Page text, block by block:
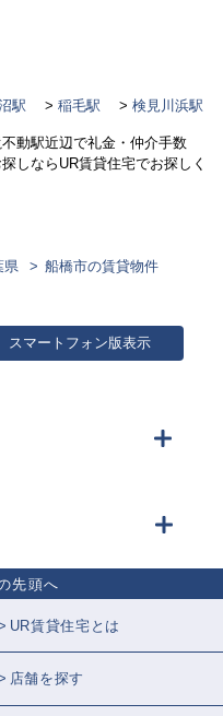
駅 稲毛駅 検見川浜駅
動駅近辺で礼金・仲介手数
しならUR賃貸住宅でお探しく
県
船橋市の賃貸物件
スマートフォン版表示
先頭へ
UR賃貸住宅とは
店舗を探す